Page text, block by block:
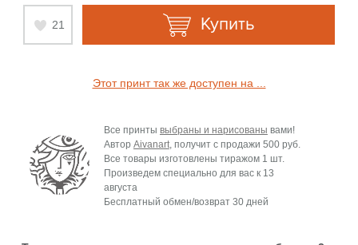
21 Купить
Этот принт так же доступен на ...
Все принты выбраны и нарисованы вами!
Автор Aivanart, получит с продажи 500 руб.
Все товары изготовлены тиражом 1 шт.
Произведем специально для вас к 13
августа
Бесплатный обмен/возврат 30 дней